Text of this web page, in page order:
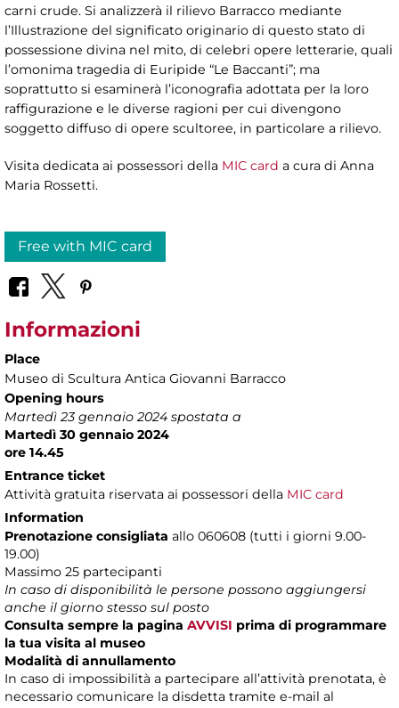
carni crude. Si analizzerà il rilievo Barracco mediante
l’Illustrazione del significato originario di questo stato di
possessione divina nel mito, di celebri opere letterarie, quali
l’omonima tragedia di Euripide “Le Baccanti”; ma
soprattutto si esaminerà l’iconografia adottata per la loro
raffigurazione e le diverse ragioni per cui divengono
soggetto diffuso di opere scultoree, in particolare a rilievo.
Visita dedicata ai possessori della MIC card a cura di Anna
Maria Rossetti.
Free with MIC card
Informazioni
Place
Museo di Scultura Antica Giovanni Barracco
Opening hours
Martedì 23 gennaio 2024 spostata a
Martedì 30 gennaio 2024
ore 14.45
Entrance ticket
Attività gratuita riservata ai possessori della MIC card
Information
Prenotazione consigliata allo 060608 (tutti i giorni 9.00-
19.00)
Massimo 25 partecipanti
In caso di disponibilità le persone possono aggiungersi
anche il giorno stesso sul posto
Consulta sempre la pagina AVVISI prima di programmare
la tua visita al museo
Modalità di annullamento
In caso di impossibilità a partecipare all’attività prenotata, è
necessario comunicare la disdetta tramite e-mail al